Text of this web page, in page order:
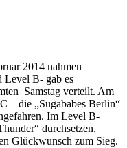
2014 nahmen
Level B- gab es
Samstag verteilt. Am
– die „Sugababes Berlin“
Im Level B-
durchsetzen.
Glückwunsch zum Sieg.